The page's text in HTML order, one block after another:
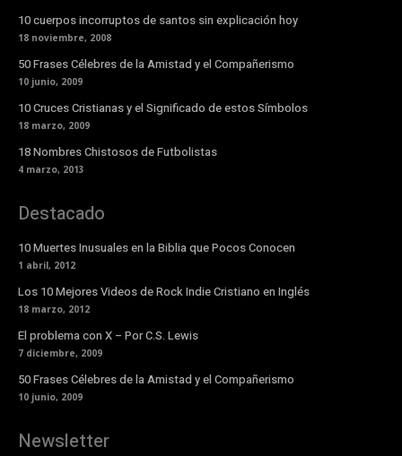
10 cuerpos incorruptos de santos sin explicación hoy
18 noviembre, 2008
50 Frases Célebres de la Amistad y el Compañerismo
10 junio, 2009
10 Cruces Cristianas y el Significado de estos Símbolos
18 marzo, 2009
18 Nombres Chistosos de Futbolistas
4 marzo, 2013
Destacado
10 Muertes Inusuales en la Biblia que Pocos Conocen
1 abril, 2012
Los 10 Mejores Videos de Rock Indie Cristiano en Inglés
18 marzo, 2012
El problema con X – Por C.S. Lewis
7 diciembre, 2009
50 Frases Célebres de la Amistad y el Compañerismo
10 junio, 2009
Newsletter